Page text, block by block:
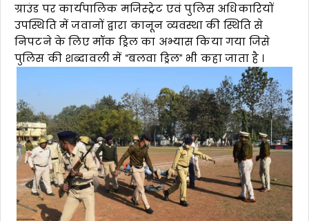
ग्राउंड पर कार्यपालिक मजिस्ट्रेट एवं पुलिस अधिकारियों
उपस्थिति में जवानों द्वारा कानून व्यवस्था की स्थिति से
निपटने के लिए मॉक ड्रिल का अभ्यास किया गया जिसे
पुलिस की शब्दावली में “बलवा ड्रिल” भी कहा जाता है ।